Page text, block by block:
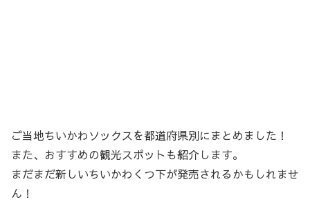
ご当地ちいかわソックスを都道府県別にまとめました！
また、おすすめの観光スポットも紹介します。
まだまだ新しいちいかわくつ下が発売されるかもしれませ
ん！